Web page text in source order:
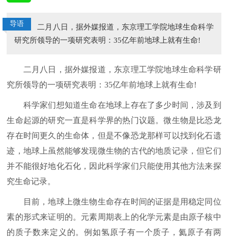
导语
二月八日，据外媒报道，东京理工学院地球生命科学
研究所领导的一项研究表明：35亿年前地球上就有生命!
二月八日，据外媒报道，东京理工学院地球生命科学研
究所领导的一项研究表明：35亿年前地球上就有生命!
科学家们想知道生命在地球上存在了多少时间，涉及到
生命起源的研究一直是科学界的热门议题。微生物是比恐龙
存在时间更久的生命体，但是不像恐龙那样可以找到化石遗
迹，地球上虽然能够发现微生物的古代的地质记录，但它们
并不能很好地化石化，因此科学家们只能使用其他方法来探
究生命记录。
目前，地球上微生物生命存在时间的证据是用稳定同位
素的形式来证明的。元素周期表上的化学元素是由原子核中
的质子数来定义的。例如氢原子有一个质子，氦原子有两